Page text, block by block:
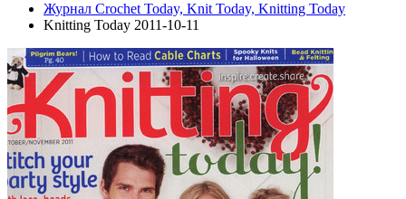
Журнал Crochet Today, Knit Today, Knitting Today
Knitting Today 2011-10-11